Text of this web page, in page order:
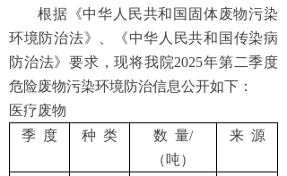
根据《中华人民共和国固体废物污染
环境防治法》、《中华人民共和国传染病
防治法》要求，现将我院2025年第二季度
危险废物污染环境防治信息公开如下：
医疗废物
季 度
种 类
数 量/
（吨）
来 源